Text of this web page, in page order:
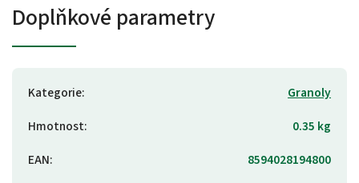
Doplňkové parametry
Kategorie:
Granoly
Hmotnost:
0.35 kg
EAN:
8594028194800